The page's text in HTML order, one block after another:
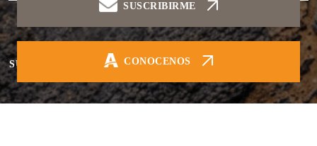
SUSCRIBIRME AL NEWS
SUSCRIBIRME
CONOCENOS